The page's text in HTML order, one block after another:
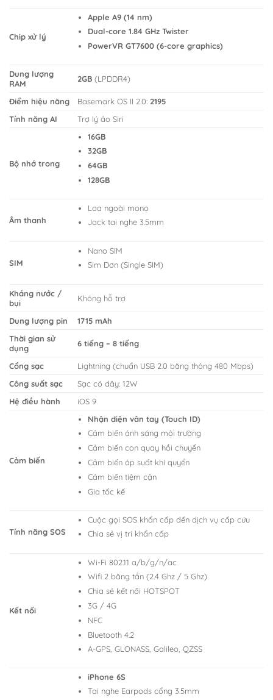
Chip xử lý
Apple A9 (14 nm)
Dual-core 1.84 GHz Twister
PowerVR GT7600 (6-core graphics)
Dung lượng
RAM
2GB (LPDDR4)
Điểm hiệu năng Basemark OS II 2.0:2195
Tính năng AI
Trợ lý ảo Siri
Bộ nhớ trong
16GB
32GB
64GB
128GB
Âm thanh
Loa ngoài mono
Jack tai nghe 3.5mm
SIM
Nano SIM
Sim Đơn (Single SIM)
Kháng nước /
bụi
Không hỗ trợ
Dung lượng pin
1715 mAh
Thời gian sử
dụng
6 tiếng – 8 tiếng
Cổng sạc
Lightning (chuẩn USB 2.0 băng thông 480 Mbps)
Công suất sạc
Sạc có dây: 12W
Hệ điều hành
iOS 9
Cảm biến
Nhận diện vân tay (Touch ID)
Cảm biến ánh sáng môi trường
Cảm biến con quay hồi chuyển
Cảm biến áp suất khí quyển
Cảm biến tiệm cận
Gia tốc kế
Tính năng SOS
Cuộc gọi SOS khẩn cấp đến dịch vụ cấp cứu
Chia sẻ vị trí khẩn cấp
Kết nối
Wi-Fi 802.11 a/b/g/n/ac
Wifi 2 băng tần (2.4 Ghz / 5 Ghz)
Chia sẻ kết nối HOTSPOT
3G / 4G
NFC
Bluetooth 4.2
A-GPS, GLONASS, Galileo, QZSS
iPhone 6S
Tai nghe Earpods cổng 3.5mm